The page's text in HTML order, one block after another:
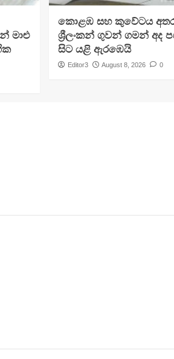
මාළු
​කොළඹ සහ කුවේටය
ශ්‍රීලංකන් ගුවන් ගමන් අද
සිට යළි ඇරඹෙයි
Editor3 August 8, 2026 0